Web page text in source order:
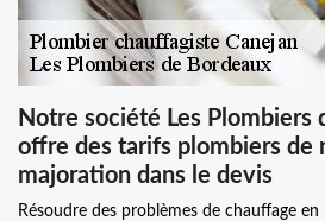
Notre société Les Plombiers
offre des tarifs plombiers de
majoration dans le devis
Résoudre des problèmes de chauffage